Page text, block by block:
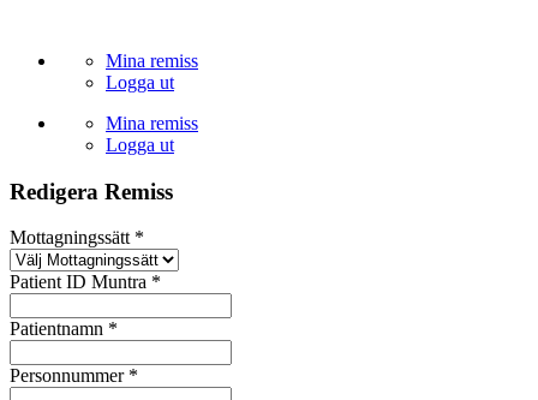
content
Mina remiss
Logga ut
Mina remiss
Logga ut
Redigera Remiss
Mottagningssätt *
Patient ID Muntra *
Patientnamn *
Personnummer *